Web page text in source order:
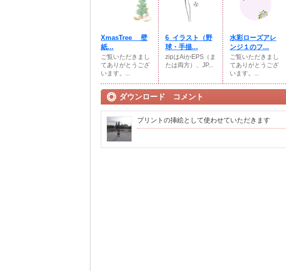
XmasTree 壁
紙...
ご覧いただきまし
てありがとうござ
います。...
6_イラスト（野
球・手描...
zipはAiかEPS（ま
たは両方）、JP...
水彩ローズアレ
ンジ１のフ...
ご覧いただきまし
てありがとうござ
います。...
ダウンロード コメント
プリントの挿絵として使わせていただきます